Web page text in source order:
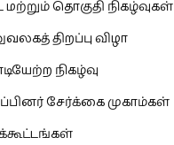
மற்றும் தொகுதி நிகழ்வுகள்
திறப்பு விழா
நிகழ்வு
சேர்க்கை முகாம்கள்